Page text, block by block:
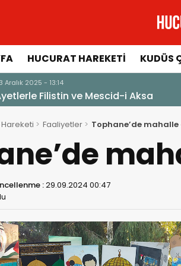
HUCURAT HAREKETI KUDÜS
ve Mescid-i Aksa
Faaliyetler Tophane’de
:29.09.2024 00:47